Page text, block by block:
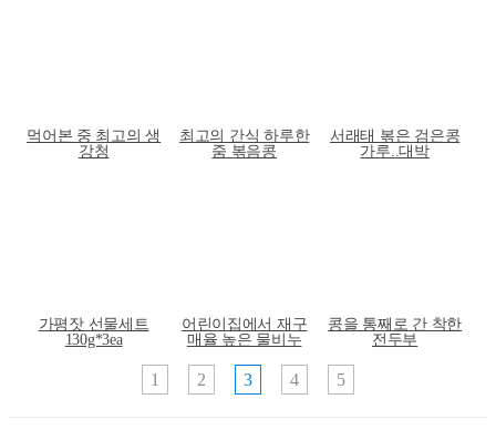
먹어본 중 최고의 생
강청
최고의 간식 하루한
줌 볶음콩
서래태 볶은 검은콩
가루..대박
가평잣 선물세트
130g*3ea
어린이집에서 재구
매율 높은 물비누
콩을 통째로 간 착한
전두부
1 2 3 4 5